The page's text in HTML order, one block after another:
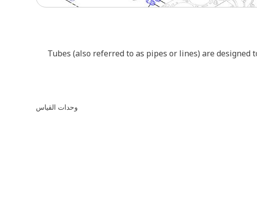
Tubes (also referred to as pipes or lines) are designed
وحدات القياس